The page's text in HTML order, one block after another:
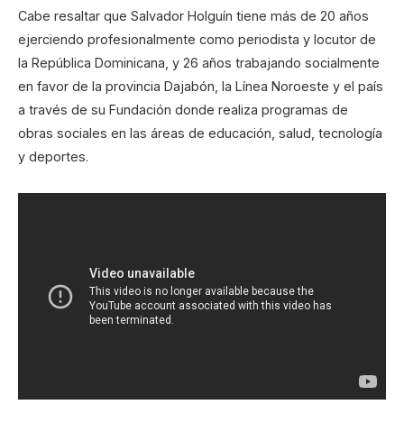
Cabe resaltar que Salvador Holguín tiene más de 20 años
ejerciendo profesionalmente como periodista y locutor de
la República Dominicana, y 26 años trabajando socialmente
en favor de la provincia Dajabón, la Línea Noroeste y el país
a través de su Fundación donde realiza programas de
obras sociales en las áreas de educación, salud, tecnología
y deportes.